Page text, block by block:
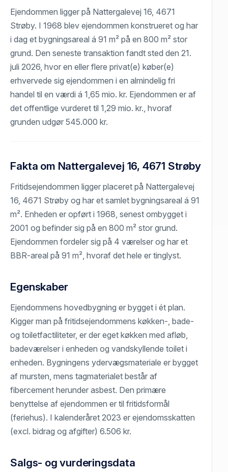
Ejendommen ligger på Nattergalevej 16, 4671
Strøby. I 1968 blev ejendommen konstrueret og har
i dag et bygningsareal á 91 m² på en 800 m² stor
grund. Den seneste transaktion fandt sted den 21.
juli 2026, hvor en eller flere privat(e) køber(e)
erhvervede sig ejendommen i en almindelig fri
handel til en værdi á 1,65 mio. kr. Ejendommen er af
det offentlige vurderet til 1,29 mio. kr., hvoraf
grunden udgør 545.000 kr.
Fakta om Nattergalevej 16, 4671 Strøby
Fritidsejendommen ligger placeret på Nattergalevej
16, 4671 Strøby og har et samlet bygningsareal á 91
m². Enheden er opført i 1968, senest ombygget i
2001 og befinder sig på en 800 m² stor grund.
Ejendommen fordeler sig på 4 værelser og har et
BBR-areal på 91 m², hvoraf det hele er tinglyst.
Egenskaber
Ejendommens hovedbygning er bygget i ét plan.
Kigger man på fritidsejendommens køkken-, bade-
og toiletfactiliteter, er der eget køkken med afløb,
badeværelser i enheden og vandskyllende toilet i
enheden. Bygningens ydervægsmateriale er bygget
af mursten, mens tagmaterialet består af
fibercement herunder asbest. Den primære
benyttelse af ejendommen er til fritidsformål
(feriehus). I kalenderåret 2023 er ejendomsskatten
(excl. bidrag og afgifter) 6.506 kr.
Salgs- og vurderingsdata